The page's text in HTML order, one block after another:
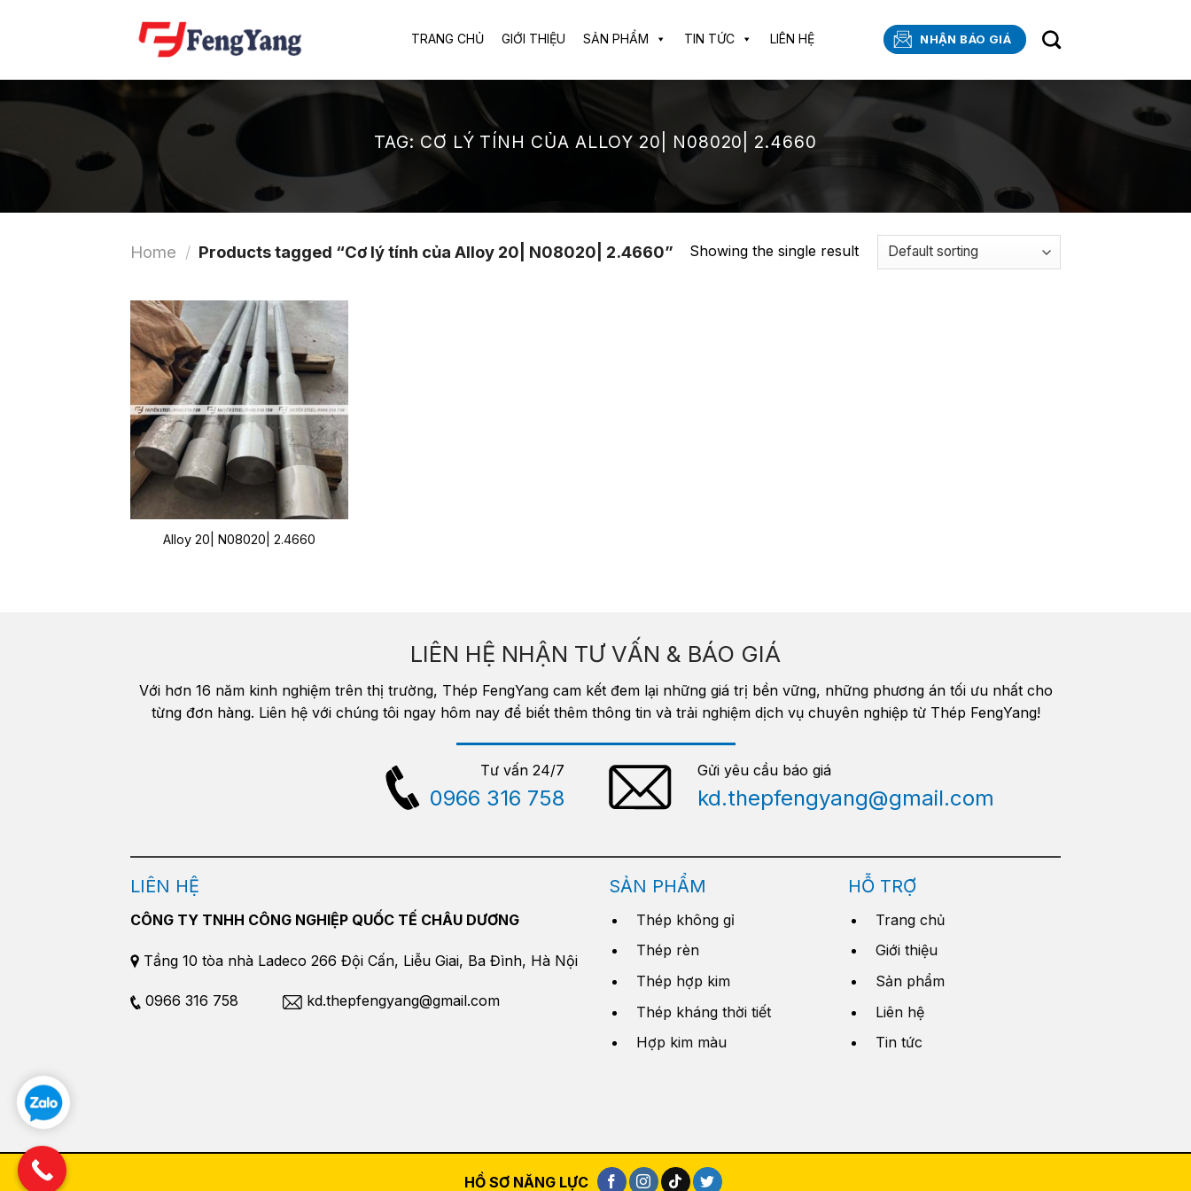
TRANG CHỦ GIỚI THIỆU SẢN PHẨM TIN TỨC LIÊN HỆ NHẬN BÁO GIÁ
TAG: CƠ LÝ TÍNH CỦA ALLOY 20| N08020| 2.4660
Home / Products tagged “Cơ lý tính của Alloy 20| N08020| 2.4660” Showing the single result
Alloy 20| N08020| 2.4660
LIÊN HỆ NHẬN TƯ VẤN & BÁO GIÁ
Với hơn 16 năm kinh nghiệm trên thị trường, Thép FengYang cam kết đem lại những giá trị bền vững, những phương án tối ưu nhất cho
từng đơn hàng. Liên hệ với chúng tôi ngay hôm nay để biết thêm thông tin và trải nghiệm dịch vụ chuyên nghiệp từ Thép FengYang!
Tư vấn 24/7
0966 316 758
Gửi yêu cầu báo giá
kd.thepfengyang@gmail.com
LIÊN HỆ
CÔNG TY TNHH CÔNG NGHIỆP QUỐC TẾ CHÂU DƯƠNG
Tầng 10 tòa nhà Ladeco 266 Đội Cấn, Liễu Giai, Ba Đình, Hà Nội
0966 316 758 kd.thepfengyang@gmail.com
SẢN PHẨM
Thép không gỉ
Thép rèn
Thép hợp kim
Thép kháng thời tiết
Hợp kim màu
HỖ TRỢ
Trang chủ
Giới thiệu
Sản phẩm
Liên hệ
Tin tức
HỒ SƠ NĂNG LỰC